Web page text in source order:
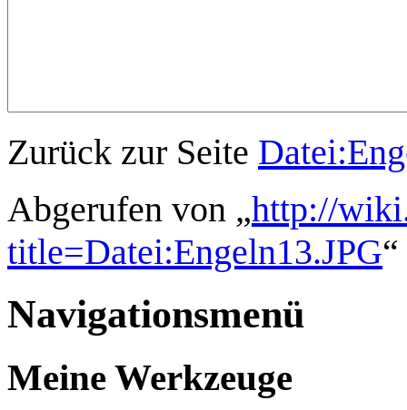
Zurück zur Seite
Abgerufen von „http://
title=Datei:Engeln13.JPG“
Navigationsmenü
Meine Werkzeuge